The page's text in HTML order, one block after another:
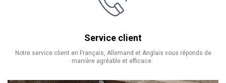
Service client
Notre service client en Français, Allemand et Anglais vous réponds de
manière agréable et efficace.